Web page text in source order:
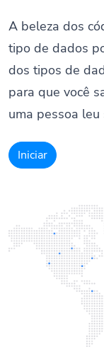
A beleza dos
tipo de dados
dos tipos de
para que você
uma pessoa leu
Iniciar